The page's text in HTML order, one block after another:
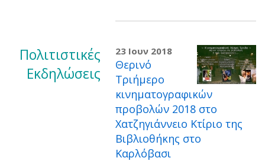
Πολιτιστικές
Εκδηλώσεις
23 Ιουν 2018
Θερινό
Τριήμερο
κινηματογραφικών
προβολών 2018 στο
Χατζηγιάννειο Κτίριο της
Βιβλιοθήκης στο
Καρλόβασι